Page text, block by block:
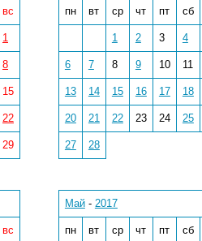
вс
1
8
15
22
29
пн вт ср чт пт сб
1 2 3 4
6 7 8 9 10 11
13 14 15 16 17 18
20 21 22 23 24 25
27 28
вс
Май- 2017
пн вт ср чт пт сб